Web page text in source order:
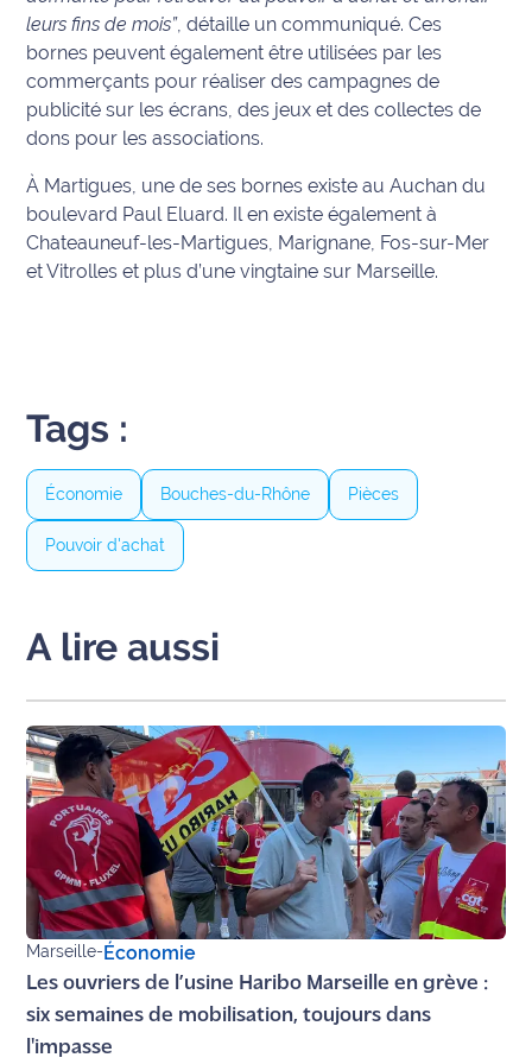
International
Défense
Municipales
Contenus
Partenaires
coeur
rouge
de Jeff
C'est
mon
club
Les
Coachs
Maritima
Bon
plan
Nous
contacter
leurs fins de mois”, détaille un communiqué. Ces
bornes peuvent également être utilisées par les
commerçants pour réaliser des campagnes de
publicité sur les écrans, des jeux et des collectes de
dons pour les associations.
À Martigues, une de ses bornes existe au Auchan du
boulevard Paul Eluard. Il en existe également à
Chateauneuf-les-Martigues, Marignane, Fos-sur-Mer
et Vitrolles et plus d’une vingtaine sur Marseille.
Tags :
Économie Bouches-du-Rhône Pièces
Pouvoir d'achat
A lire aussi
Marseille-Économie
Les ouvriers de l’usine Haribo Marseille en grève :
six semaines de mobilisation, toujours dans
l'impasse